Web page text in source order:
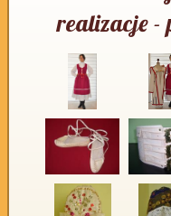
realizacje -